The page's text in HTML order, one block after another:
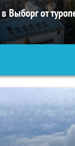
Выборг от